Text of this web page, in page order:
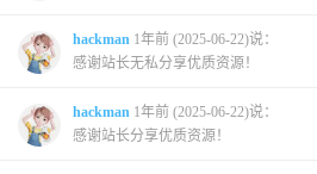
hackman 1年前 (2025-06-22)说：
感谢站长无私分享优质资源！
hackman 1年前 (2025-06-22)说：
感谢站长分享优质资源！